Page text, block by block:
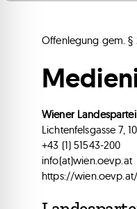
Offenlegung gem. §
Wiener
Lichtenfelsgasse 7,
+43 (1) 51543-200
info(at)wien.oevp.at
https://wien.oevp.at/